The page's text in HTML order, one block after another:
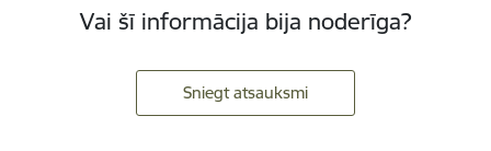
Vai šī informācija bija noderīga?
Sniegt atsauksmi